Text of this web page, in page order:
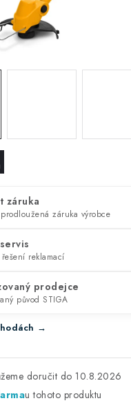
OCHRANA OSOBNÍCH ÚDAJŮ
OBCHODNÍ PODMÍNKY
záruka
záruka výrobce
reklamací
prodejce
původ STIGA
→
10.8.2026
u tohoto produktu